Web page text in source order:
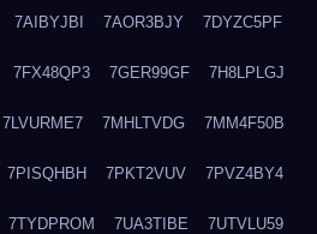
7AIBYJBI 7AOR3BJY 7DYZC5PF
7FX48QP3 7GER99GF 7H8LPLGJ
7LVURME7 7MHLTVDG 7MM4F50B
7PISQHBH 7PKT2VUV 7PVZ4BY4
7TYDPROM 7UA3TIBE 7UTVLU59